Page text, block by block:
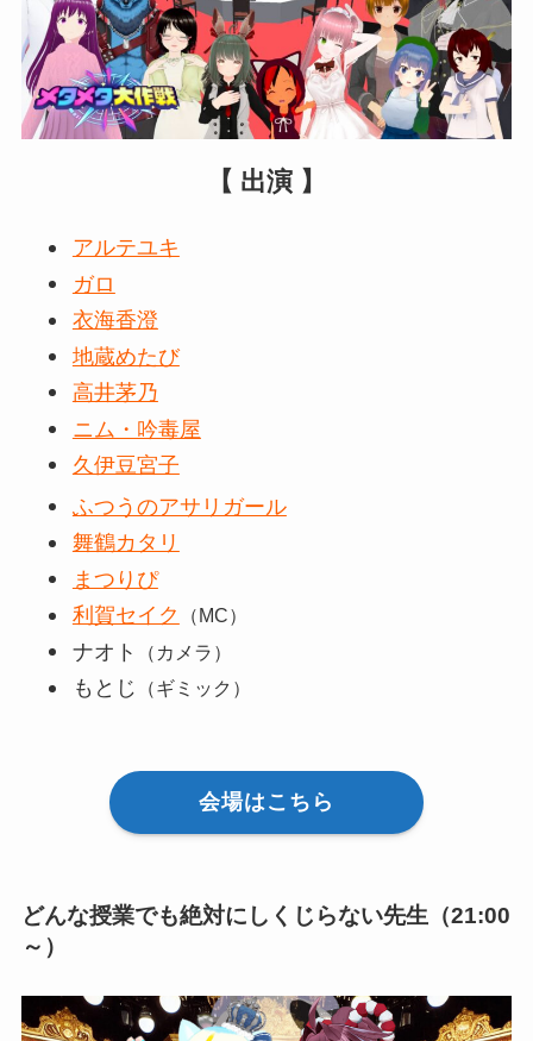
【 出演 】
アルテユキ
ガロ
衣海香澄
地蔵めたび
高井茅乃
ニム・吟毒屋
久伊豆宮子
ふつうのアサリガール
舞鶴カタリ
まつりぴ
利賀セイク
（MC）
ナオト （カメラ）
もとじ （ギミック）
会場はこちら
どんな授業でも絶対にしくじらない先生（21:00
～）